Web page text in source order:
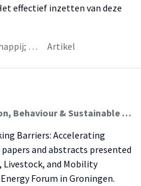
effectief inzetten van deze
… Artikel
Elving, Wim (Communication, Behaviour & Sustainable Society)
Barriers: Accelerating
and abstracts presented
Livestock, and Mobility
Forum in Groningen.